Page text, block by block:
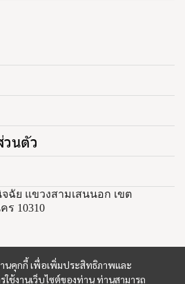
านคุกกี้ เพื่อเพิ่มประสิทธิภาพและ
ช้งานเว็บไซต์ของท่าน ท่านสามารถ
นตัว
ฉัย แขวงสามเสนนอก เขต
ร 10310